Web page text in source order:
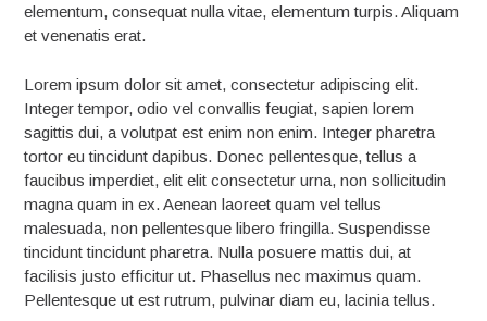
elementum, consequat nulla vitae, elementum turpis. Aliquam
et venenatis erat.
Lorem ipsum dolor sit amet, consectetur adipiscing elit.
Integer tempor, odio vel convallis feugiat, sapien lorem
sagittis dui, a volutpat est enim non enim. Integer pharetra
tortor eu tincidunt dapibus. Donec pellentesque, tellus a
faucibus imperdiet, elit elit consectetur urna, non sollicitudin
magna quam in ex. Aenean laoreet quam vel tellus
malesuada, non pellentesque libero fringilla. Suspendisse
tincidunt tincidunt pharetra. Nulla posuere mattis dui, at
facilisis justo efficitur ut. Phasellus nec maximus quam.
Pellentesque ut est rutrum, pulvinar diam eu, lacinia tellus.